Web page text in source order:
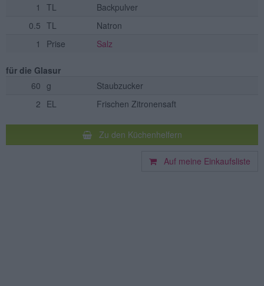
1
TL
Backpulver
0.5 TL
Natron
1
Prise Salz
für die Glasur
60 g
Staubzucker
2 EL Frischen Zitronensaft
Zu den Küchenhelfern
Auf meine Einkaufsliste